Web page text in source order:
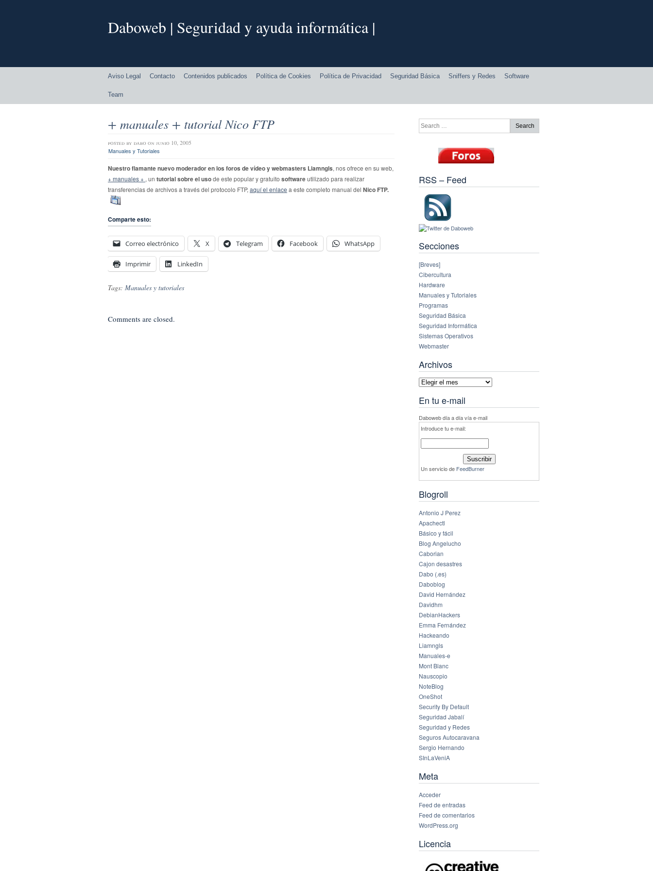
Daboweb | Seguridad y ayuda informática |
Aviso Legal Contacto Contenidos publicados Política de Cookies Política de Privacidad Seguridad Básica Sniffers y Redes Software
Team
+ manuales + tutorial Nico FTP
posted by dabo on junio 10, 2005
Manuales y Tutoriales
Nuestro flamante nuevo moderador en los foros de vídeo y webmasters Liamngls, nos ofrece en su web,
+ manuales + , un tutorial sobre el usode este popular y gratuito softwareutilizado para realizar
transferencias de archivos a través del protocolo FTP, aquí el enlace a este completo manual del Nico FTP.
Comparte esto:
Correo electrónico X Telegram Facebook WhatsApp
Imprimir LinkedIn
Tags: Manuales y tutoriales
Comments are closed.
RSS – Feed
Secciones
[Breves]
Cibercultura
Hardware
Manuales y Tutoriales
Programas
Seguridad Básica
Seguridad Informática
Sistemas Operativos
Webmaster
Archivos
Archivos
En tu e-mail
Daboweb día a día vía e-mail
Introduce tu e-mail:
Un servicio de FeedBurner
Blogroll
Antonio J Perez
Apachectl
Básico y fácil
Blog Angelucho
Caborian
Cajon desastres
Dabo (.es)
Daboblog
David Hernández
Davidhm
DebianHackers
Emma Fernández
Hackeando
Liamngls
Manuales-e
Mont Blanc
Nauscopio
NoteBlog
OneShot
Security By Default
Seguridad Jabalí
Seguridad y Redes
Seguros Autocaravana
Sergio Hernando
SInLaVeniA
Meta
Acceder
Feed de entradas
Feed de comentarios
WordPress.org
Licencia